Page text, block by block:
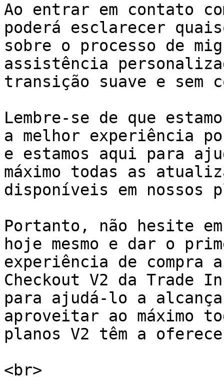
Ao entrar em contato
poderá esclarecer
sobre o processo de
assistência
transição suave e sem
Lembre-se de que
a melhor experiência
e estamos aqui para
máximo todas as
disponíveis em nossos
Portanto, não hesite
hoje mesmo e dar o
experiência de compra
Checkout V2 da Trade
para ajudá-lo a
aproveitar ao máximo
planos V2 têm a